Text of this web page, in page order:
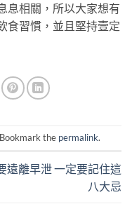
息相關，所以大家想有
食習慣，並且堅持壹定
the permalink.
遠離早泄 一定要記住這
八大忌